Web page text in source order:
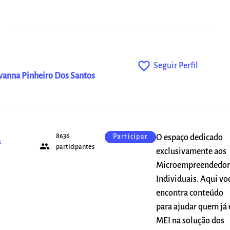
Pinheiro Dos Santos
favorite_outline Seguir Perfil
people
8636
participantes
Participar
O espaço dedicado
exclusivamente aos
Individuais. Aqui
encontra conteúdo
para ajudar quem já
MEI na solução dos